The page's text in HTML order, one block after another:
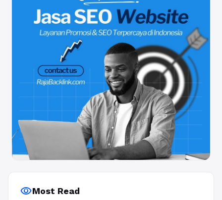
visibilityMost Read